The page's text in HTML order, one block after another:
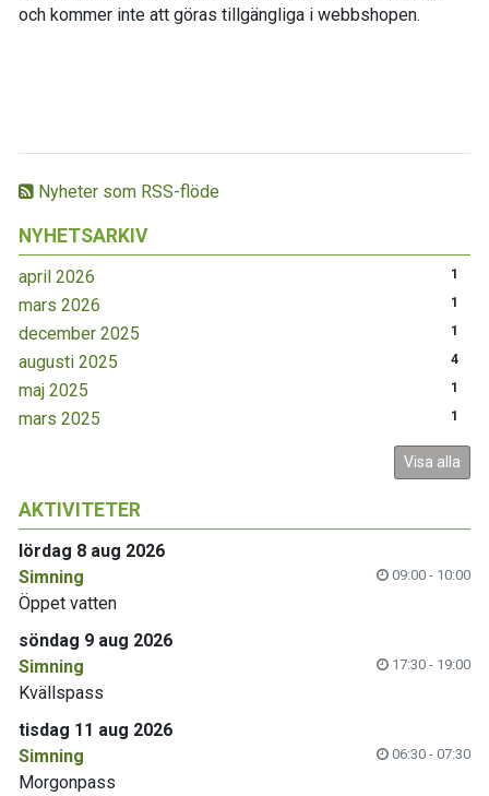
Nyheter som RSS-flöde
NYHETSARKIV
april 2026 1
mars 2026 1
december 2025 1
augusti 2025 4
maj 2025 1
mars 2025 1
Visa alla
AKTIVITETER
lördag 8 aug 2026
Simning
09:00 - 10:00
Öppet vatten
söndag 9 aug 2026
Simning
17:30 - 19:00
Kvällspass
tisdag 11 aug 2026
Simning
06:30 - 07:30
Morgonpass
och kommer inte att göras tillgängliga i webbshopen.